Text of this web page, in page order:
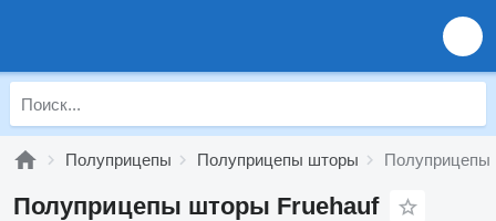
Полуприцепы Полуприцепы шторы Полуприцепы
Полуприцепы шторы Fruehauf